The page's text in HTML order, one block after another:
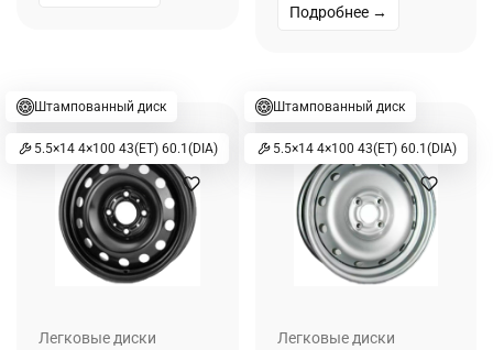
Подробнее →
Штампованный диск
5.5×14 4×100 43(ET) 60.1(DIA)
Легковые диски
Штампованный диск
5.5×14 4×100 43(ET) 60.1(DIA)
Легковые диски